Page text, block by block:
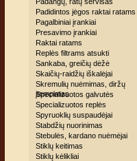
Padidintos jėgos raktai ratams
Pagalbiniai įrankiai
Presavimo įrankiai
Raktai ratams
Replės filtrams atsukti
Sankaba, greičių dėžė
Skaičių-raidžių iškalėjai
Skremulių nuėmimas, diržų
įtempimas
Specializuotos galvutės
Specializuotos replės
Spyruoklių suspaudėjai
Stabdžių nuorinimas
Stebulės, kardano nuėmėjai
Stiklų keitimas
Stiklų kėlikliai